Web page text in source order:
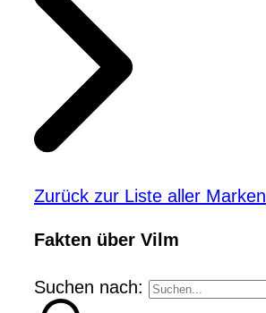
Zurück zur Liste aller Marken
Fakten über Vilm
Suchen nach: